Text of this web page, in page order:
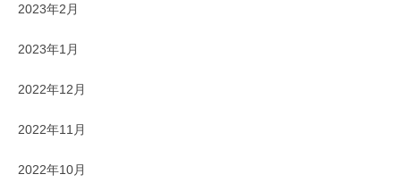
2023年2月
2023年1月
2022年12月
2022年11月
2022年10月